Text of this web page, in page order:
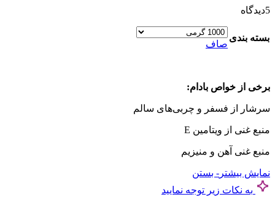
5دیدگاه
بسته بندی
صاف
برخی از خواص بادام:
سرشار از فسفر و چربی‌های سالم
منبع غنی از ویتامین E
منبع غنی آهن و منیزیم
نمایش بیشتر - بستن
به نکات زیر توجه نمایید